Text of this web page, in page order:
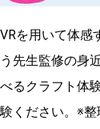
を用いて体感
先生監修の身
るクラフト体
ください。※